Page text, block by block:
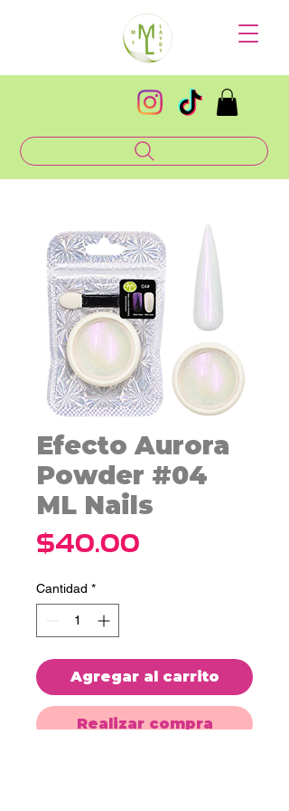
Efecto Aurora
Powder #04
ML Nails
$40.00
Cantidad *
Agregar al carrito
Realizar compra